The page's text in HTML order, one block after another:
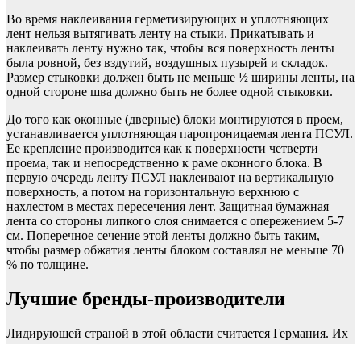
Во время наклеивания герметизирующих и уплотняющих
лент нельзя вытягивать ленту на стыки. Прикатывать и
наклеивать ленту нужно так, чтобы вся поверхность ленты
была ровной, без вздутий, воздушных пузырей и складок.
Размер стыковки должен быть не меньше ½ ширины ленты, на
одной стороне шва должно быть не более одной стыковки.
До того как оконные (дверные) блоки монтируются в проем,
устанавливается уплотняющая паропроницаемая лента ПСУЛ.
Ее крепление производится как к поверхности четверти
проема, так и непосредственно к раме оконного блока. В
первую очередь ленту ПСУЛ наклеивают на вертикальную
поверхность, а потом на горизонтальную верхнюю с
нахлестом в местах пересечения лент. Защитная бумажная
лента со стороны липкого слоя снимается с опережением 5-7
см. Поперечное сечение этой ленты должно быть таким,
чтобы размер обжатия ленты блоком составлял не меньше 70
% по толщине.
Лучшие бренды-производители
Лидирующей страной в этой области считается Германия. Их